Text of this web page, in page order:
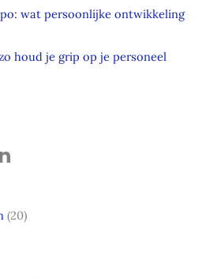
wat persoonlijke ontwikkeling
houd je grip op je personeel
(20)